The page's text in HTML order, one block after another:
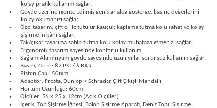
kolay pratik kullanım sağlar.
•
Gövde üzerine monte edilmiş geniş analog gösterge, basınç değerlerini
kolay okumanızı sağlar.
•
Özel tasarım, çift el ile tutulur kauçuk kaplama tutma kolu rahat ve kolay
şişirme imkânı sağlar.
• Tak/çıkar tasarıma sahip tutma kolu kolay muhafaza etmenizi sağlar.
• Ergonomik tasarım sayesinde konforlu kullanım.
• Sağlam Alüminyum gövde sayesinde uzun yıllar sorunsuz kullanım sağlar.
• Basınç Gücü: 87 PSI / 6 BAR
• Piston Çapı: 50mm
• Adaptör: Presta, Dunlop + Schrader Çift Çıkışlı Mandallı
• Hortum Uzunluğu: 60cm
• Ölçüler: 56 x 25 x 12cm (Açık Ölçüler)
•
İçerik: Top Şişirme İğnesi, Balon Şişirme Aparatı, Deniz Topu Şişirme